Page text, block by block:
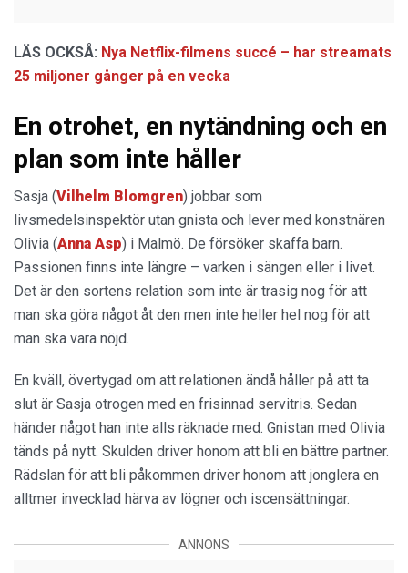
LÄS OCKSÅ: Nya Netflix-filmens succé – har streamats
25 miljoner gånger på en vecka
En otrohet, en nytändning och en
plan som inte håller
Sasja (Vilhelm Blomgren) jobbar som
livsmedelsinspektör utan gnista och lever med konstnären
Olivia (Anna Asp) i Malmö. De försöker skaffa barn.
Passionen finns inte längre – varken i sängen eller i livet.
Det är den sortens relation som inte är trasig nog för att
man ska göra något åt den men inte heller hel nog för att
man ska vara nöjd.
En kväll, övertygad om att relationen ändå håller på att ta
slut är Sasja otrogen med en frisinnad servitris. Sedan
händer något han inte alls räknade med. Gnistan med Olivia
tänds på nytt. Skulden driver honom att bli en bättre partner.
Rädslan för att bli påkommen driver honom att jonglera en
alltmer invecklad härva av lögner och iscensättningar.
ANNONS